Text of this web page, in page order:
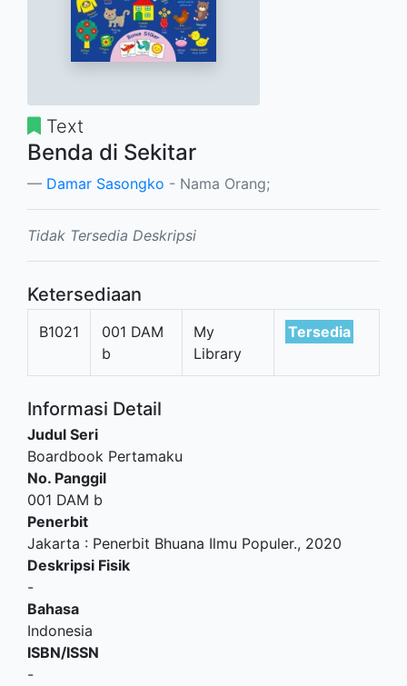
Text
Benda di Sekitar
Damar Sasongko - Nama Orang;
Tidak Tersedia Deskripsi
Ketersediaan
B1021
001 DAM
b
My
Library
Tersedia
Informasi Detail
Judul Seri
Boardbook Pertamaku
No. Panggil
001 DAM b
Penerbit
Jakarta : Penerbit Bhuana Ilmu Populer., 2020
Deskripsi Fisik
-
Bahasa
Indonesia
ISBN/ISSN
-